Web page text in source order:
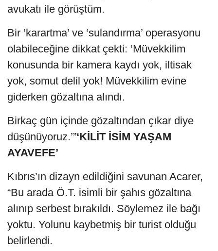
avukatı ile görüştüm.
Bir ‘karartma’ ve ‘sulandırma’ operasyonu
olabileceğine dikkat çekti: ‘Müvekkilim
konusunda bir kamera kaydı yok, iltisak
yok, somut delil yok! Müvekkilim evine
giderken gözaltına alındı.
Birkaç gün içinde gözaltından çıkar diye
düşünüyoruz.’”‘KİLİT İSİM YAŞAM
AYAVEFE’
Kıbrıs’ın dizayn edildiğini savunan Acarer,
“Bu arada Ö.T. isimli bir şahıs gözaltına
alınıp serbest bırakıldı. Söylemez ile bağı
yoktu. Yolunu kaybetmiş bir turist olduğu
belirlendi.